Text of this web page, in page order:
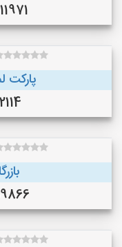
پارکت